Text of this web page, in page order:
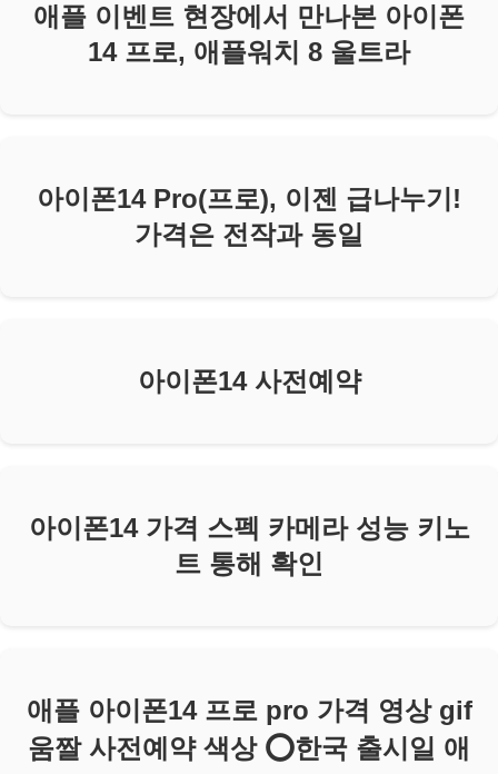
애플 이벤트 현장에서 만나본 아이폰
14 프로, 애플워치 8 울트라
아이폰14 Pro(프로), 이젠 급나누기!
가격은 전작과 동일
아이폰14 사전예약
아이폰14 가격 스펙 카메라 성능 키노
트 통해 확인
애플 아이폰14 프로 pro 가격 영상 gif
움짤 사전예약 색상 ⭕️한국 출시일 애